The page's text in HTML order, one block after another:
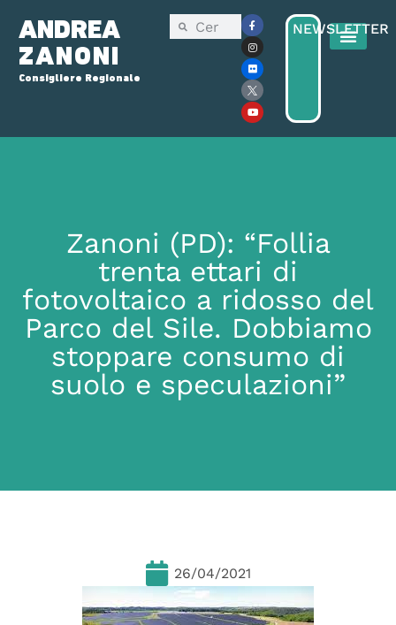
ANDREA
ZANONI
Consigliere Regionale
NEWSLETTER
Zanoni (PD): “Follia
trenta ettari di
fotovoltaico a ridosso del
Parco del Sile. Dobbiamo
stoppare consumo di
suolo e speculazioni”
26/04/2021